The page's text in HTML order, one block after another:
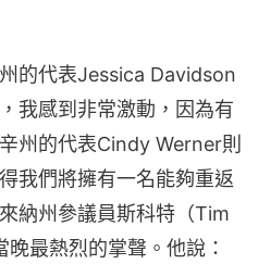
的代表Jessica Davidson
我感到非常激動，因為有
州的代表Cindy Werner則
我們將擁有一名能夠重返
納州參議員斯科特（Tim
最熱烈的掌聲。他說：